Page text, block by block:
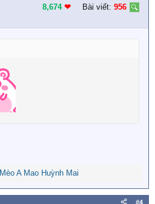
8,674 ❤︎ Bài viết: 956
Mèo A Mao Huỳnh Mai
#4